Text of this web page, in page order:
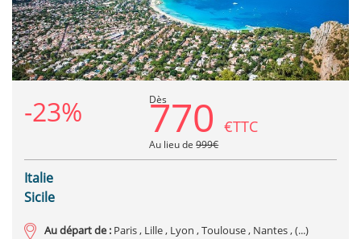
-23% Dès
770€TTC
Au lieu de999€
Italie
Sicile
Au départ de : Paris , Lille , Lyon , Toulouse , Nantes , (...)